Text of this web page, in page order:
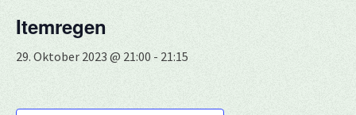
Itemregen
29. Oktober 2023 @ 21:00 - 21:15